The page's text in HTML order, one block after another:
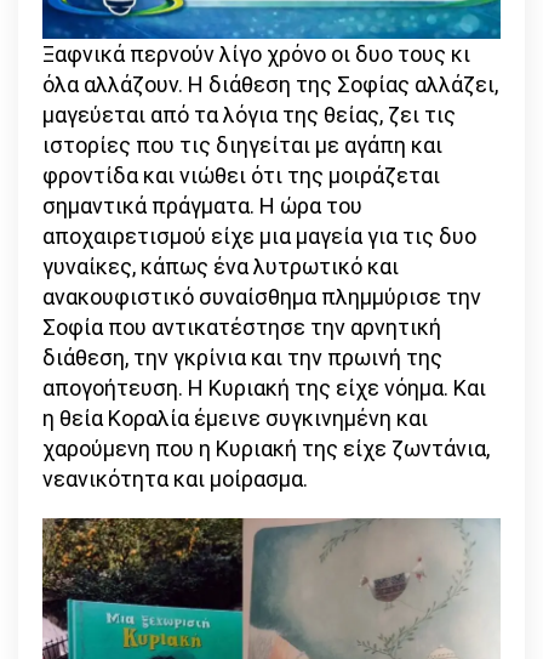
Ξαφνικά περνούν λίγο χρόνο οι δυο τους κι
όλα αλλάζουν. Η διάθεση της Σοφίας αλλάζει,
μαγεύεται από τα λόγια της θείας, ζει τις
ιστορίες που τις διηγείται με αγάπη και
φροντίδα και νιώθει ότι της μοιράζεται
σημαντικά πράγματα. Η ώρα του
αποχαιρετισμού είχε μια μαγεία για τις δυο
γυναίκες, κάπως ένα λυτρωτικό και
ανακουφιστικό συναίσθημα πλημμύρισε την
Σοφία που αντικατέστησε την αρνητική
διάθεση, την γκρίνια και την πρωινή της
απογοήτευση. Η Κυριακή της είχε νόημα. Και
η θεία Κοραλία έμεινε συγκινημένη και
χαρούμενη που η Κυριακή της είχε ζωντάνια,
νεανικότητα και μοίρασμα.